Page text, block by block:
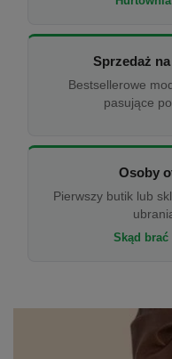
Sprzedaż
Bestsellerowe
pasujące
Osoby
Pierwszy butik lub
Skąd